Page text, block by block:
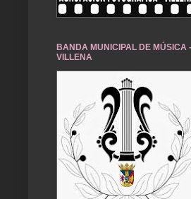
BANDA MUNICIPAL DE MÚSICA -
VILLENA